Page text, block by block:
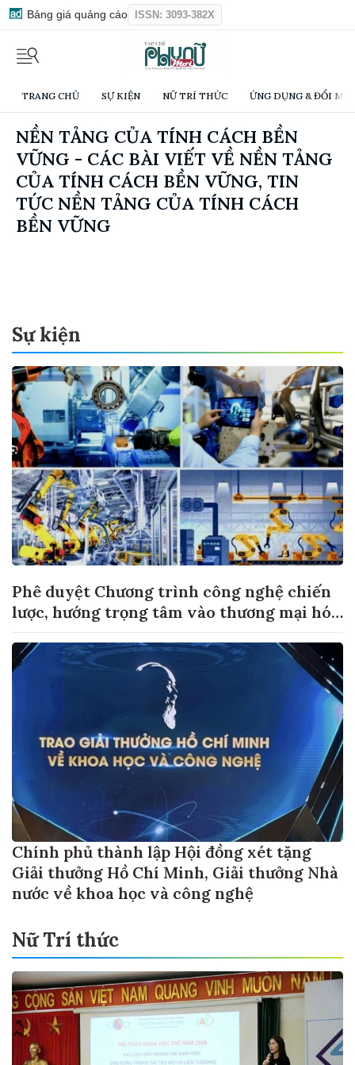
Bảng giá quảng cáo ISSN: 3093-382X
TRANG CHỦ SỰ KIỆN NỮ TRÍ THỨC ỨNG DỤNG & ĐỔI
NỀN TẢNG CỦA TÍNH CÁCH BỀN
VỮNG - CÁC BÀI VIẾT VỀ NỀN TẢNG
CỦA TÍNH CÁCH BỀN VỮNG, TIN
TỨC NỀN TẢNG CỦA TÍNH CÁCH
BỀN VỮNG
Sự kiện
Phê duyệt Chương trình công nghệ chiến
lược, hướng trọng tâm vào thương mại hóa
Chính phủ thành lập Hội đồng xét tặng
Giải thưởng Hồ Chí Minh, Giải thưởng Nhà
nước về khoa học và công nghệ
Nữ Trí thức